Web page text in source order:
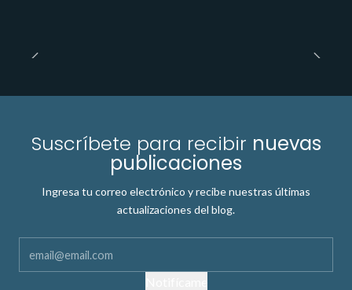
Suscríbete para recibir nuevas
publicaciones
Ingresa tu correo electrónico y recibe nuestras últimas
actualizaciones del blog.